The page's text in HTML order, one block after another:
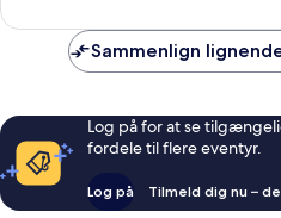
Sammenlign
Log på for at se
fordele til flere eventyr.
Log på Tilmeld dig nu –